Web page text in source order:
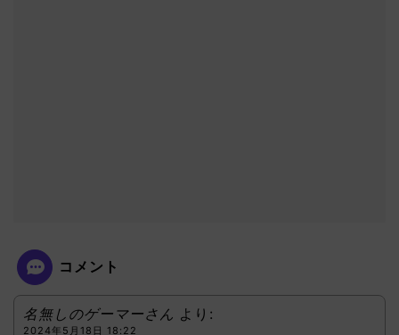
コメント
名無しのゲーマーさん より:
2024年5月18日 18:22